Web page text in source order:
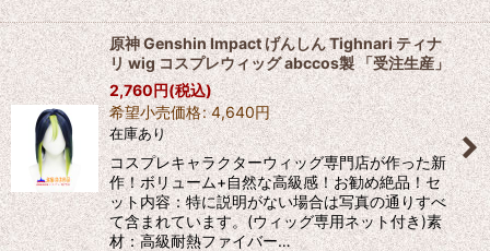
原神 Genshin Impact げんしん Tighnari ティナ
リ wig コスプレウィッグ abccos製 「受注生産」
2,760円(税込)
希望小売価格: 4,640円
在庫あり
コスプレキャラクターウィッグ専門店が作った新
作！ボリューム+自然な高級感！お勧め絶品！セ
ット内容：特に説明がない場合は写真の通りすべ
て含まれています。(ウィッグ専用ネット付き)素
材：高級耐熱ファイバー…